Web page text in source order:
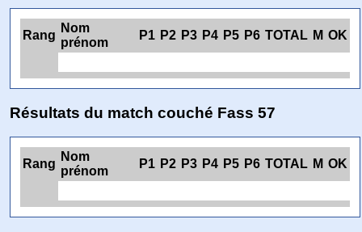
Rang
Nom
prénom
P1 P2 P3 P4 P5 P6 TOTAL M OK
Résultats du match couché Fass 57
Rang
Nom
prénom
P1 P2 P3 P4 P5 P6 TOTAL M OK